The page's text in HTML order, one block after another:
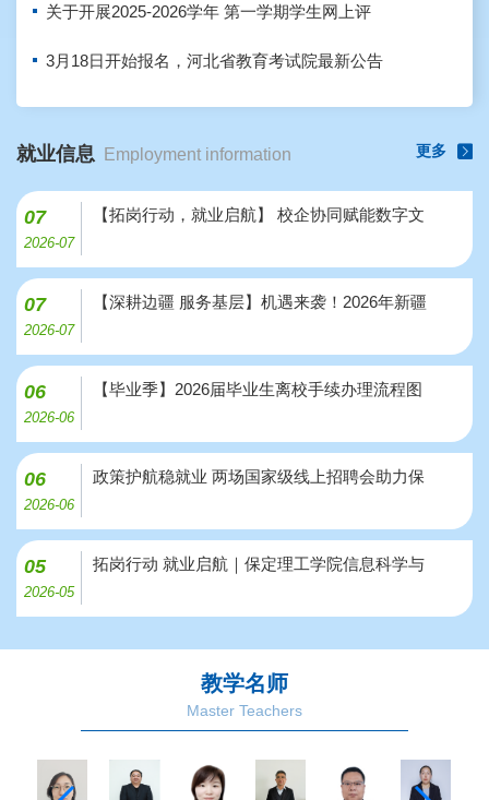
关于开展2025-2026学年 第一学期学生网上评
3月18日开始报名，河北省教育考试院最新公告
更多
就业信息 Employment information
07
2026-07
【拓岗行动，就业启航】 校企协同赋能数字文
07
2026-07
【深耕边疆 服务基层】机遇来袭！2026年新疆
06
2026-06
【毕业季】2026届毕业生离校手续办理流程图
06
2026-06
政策护航稳就业 两场国家级线上招聘会助力保
05
2026-05
拓岗行动 就业启航｜保定理工学院信息科学与
教学名师
Master Teachers